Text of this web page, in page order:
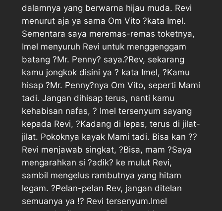
dalamnya yang berwarna hijau muda. Revi
menurut aja ya sama Om Vito ?kata Imel.
Sementara saya meremas-remas toketnya,
Imel menyuruh Revi untuk menggenggam
batang ?Mr. Penny? saya.?Rev, sekarang
kamu jongkok disini ya ? kata Imel, ?Kamu
hisap ?Mr. Penny?nya Om Vito, seperti Mami
tadi. Jangan dihisap terus, nanti kamu
kehabisan nafas, ? Imel tersenyum sayang
kepada Revi, ?Kadang di lepas, terus di jilat-
jilat. Pokoknya kayak Mami tadi. Bisa kan ??
Revi menjawab singkat, ?Bisa, mam ?Saya
mengarahkan si ?adik? ke mulut Revi,
sambil mengelus rambutnya yang hitam
legam. ?Pelan-pelan Rev, jangan ditelan
semuanya ya !? Revi tersenyum.Imel